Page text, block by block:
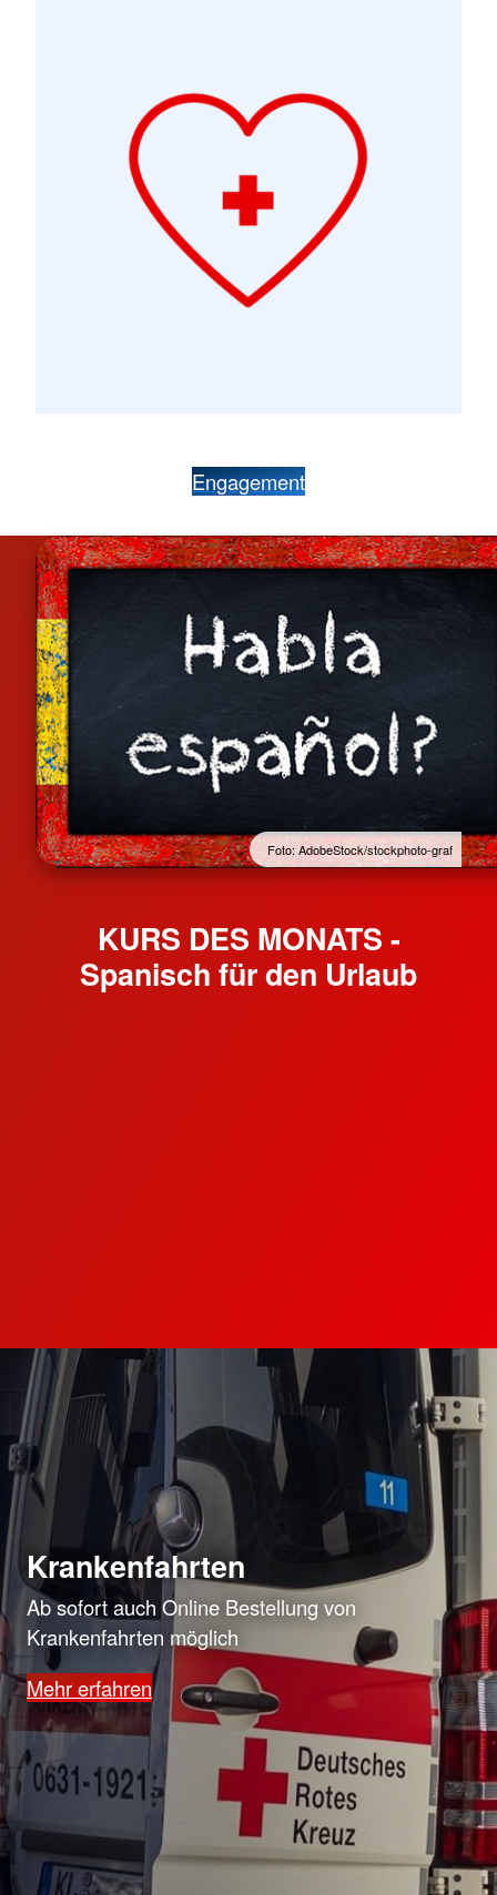
Engagement
Foto: AdobeStock/stockphoto-graf
KURS DES MONATS -
Spanisch für den Urlaub
weitergeben.
Weitere Informationen
Mehr anzeigen
Krankenfahrten
Ab sofort auch Online Bestellung von
Krankenfahrten möglich
Mehr erfahren